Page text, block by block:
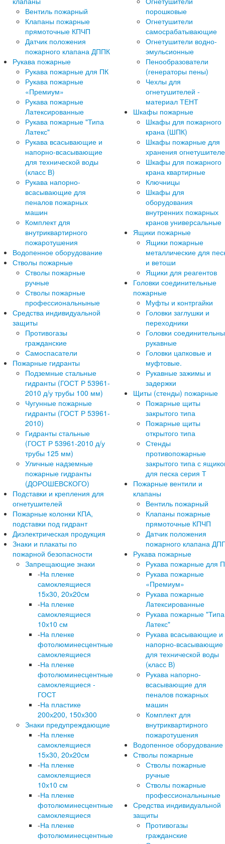
Вентиль пожарный
Клапаны пожарные
прямоточные КПЧП
Датчик положения
пожарного клапана ДППК
Рукава пожарные
Рукава пожарные для ПК
Рукава пожарные
«Премиум»
Рукава пожарные
Латексированные
Рукава пожарные "Типа
Латекс"
Рукава всасывающие и
напорно-всасывающие
для технической воды
(класс В)
Рукава напорно-
всасывающие для
пеналов пожарных
машин
Комплект для
внутриквартирного
пожаротушения
Водопенное оборудование
Стволы пожарные
Стволы пожарные
ручные
Стволы пожарные
профессиональныные
Средства индивидуальной
защиты
Противогазы
гражданские
Самоспасатели
Пожарные гидранты
Подземные стальные
гидранты (ГОСТ Р 53961-
2010 д/у трубы 100 мм)
Чугунные пожарные
гидранты (ГОСТ Р 53961-
2010)
Гидранты стальные
(ГОСТ Р 53961-2010 д/у
трубы 125 мм)
Уличные надземные
пожарные гидранты
(ДОРОШЕВСКОГО)
Подставки и крепления для
огнетушителей
Пожарные колонки КПА,
подставки под гидрант
Диэлектрическая продукция
Знаки и плакаты по
пожарной безопасности
Запрещающие знаки
-На пленке
самоклеящиеся
15х30, 20х20см
-На пленке
самоклеящиеся
10х10 см
-На пленке
фотолюминесцентные
самоклеящиеся
-На пленке
фотолюминесцентные
самоклеящиеся -
ГОСТ
-На пластике
200х200, 150х300
Знаки предупреждающие
-На пленке
самоклеящиеся
15х30, 20х20см
-На пленке
самоклеящиеся
10х10 см
-На пленке
фотолюминесцентные
самоклеящиеся
-На пленке
фотолюминесцентные
порошковые
Огнетушители
самосрабатывающие
Огнетушители водно-
эмульсионные
Пенообразователи
(генераторы пены)
Чехлы для
огнетушителей -
материал ТЕНТ
Шкафы пожарные
Шкафы для пожарного
крана (ШПК)
Шкафы пожарные для
хранения
Шкафы для пожарного
крана квартирные
Ключницы
Шкафы для
оборудования
внутренних пожарных
кранов универсальные
Ящики пожарные
Ящики пожарные
металлические для
и ветоши
Ящики для реагентов
Головки соединительные
пожарные
Муфты и контргайки
Головки заглушки и
переходники
Головки
рукавные
Головки цапковые и
муфтовые.
Рукавные зажимы и
задержки
Щиты (стенды) пожарные
Пожарные щиты
закрытого типа
Пожарные щиты
открытого типа
Стенды
противопожарные
закрытого типа с
для песка серия Т
Пожарные вентили и
клапаны
Вентиль пожарный
Клапаны пожарные
прямоточные КПЧП
Датчик положения
пожарного клапана
Рукава пожарные
Рукава пожарные для
Рукава пожарные
«Премиум»
Рукава пожарные
Латексированные
Рукава пожарные "Типа
Латекс"
Рукава всасывающие и
напорно-всасывающие
для технической воды
(класс В)
Рукава напорно-
всасывающие для
пеналов пожарных
машин
Комплект для
внутриквартирного
пожаротушения
Водопенное оборудование
Стволы пожарные
Стволы пожарные
ручные
Стволы пожарные
профессиональныные
Средства индивидуальной
защиты
Противогазы
гражданские